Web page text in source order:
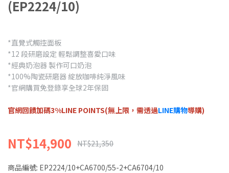
(EP2224/10)
*直覺式觸控面板
*12 段研磨設定 輕鬆調整喜愛口味
*經典奶泡器 製作可口奶泡
*100%陶瓷研磨器 綻放咖啡純淨風味
*官網購買免登錄享全球2年保固
官網回饋加碼3%LINE POINTS(無上限，需透過LINE購物導購)
NT$14,900 NT$21,350
商品編號: EP2224/10+CA6700/55-2+CA6704/10